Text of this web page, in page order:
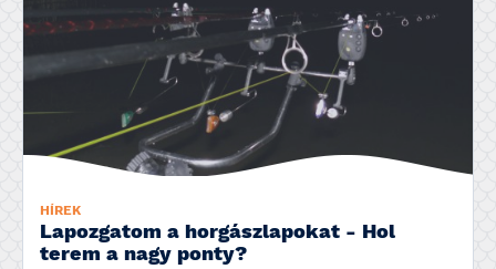
HÍREK
Lapozgatom a horgászlapokat - Hol
terem a nagy ponty?